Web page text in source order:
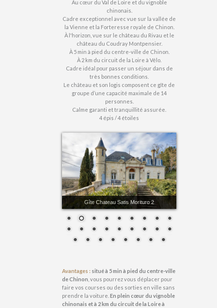
Au cœur du Val de Loire et du vignoble
chinonais.
Cadre exceptionnel avec vue sur la vallée de
la Vienne et la Forteresse royale de Chinon.
À l'horizon, vue sur le château du Rivau et le
château du Coudray Montpensier.
À 5 min à pied du centre-ville de Chinon.
À 2 km du circuit de la Loire à Vélo.
Cadre idéal pour passer un séjour dans de
très bonnes conditions.
Le château et son logis composent ce gîte de
groupe d’une capacité maximale de 14
personnes.
Calme garanti et tranquillité assurée.
4 épis / 4 étoiles
Gîte Chateau Satis Morituro 2
Avantages : situé à 5 min à pied du centre-ville
de Chinon , vous pourrez vous déplacer pour
faire vos courses ou des sorties en ville sans
prendre la voiture. En plein cœur du vignoble
chinonais et à 2 km du circuit de la Loire à